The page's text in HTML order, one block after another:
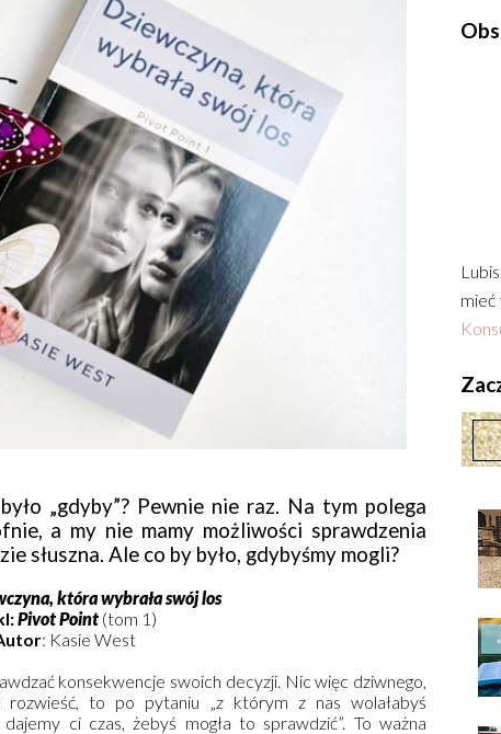
„gdyby”? Pewnie nie raz. Na tym polega
a my nie mamy możliwości sprawdzenia
słuszna. Ale co by było, gdybyśmy mogli?
która wybrała swój los
Pivot Point(tom 1)
: Kasie West
konsekwencje swoich decyzji. Nic więc dziwnego,
to po pytaniu „z którym z nas wolałabyś
ci czas, żebyś mogła to sprawdzić”. To ważna
mieć